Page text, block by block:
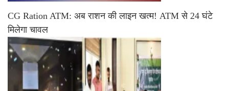
CG Ration ATM: अब राशन की लाइन खत्म! ATM से 24 घंटे
मिलेगा चावल